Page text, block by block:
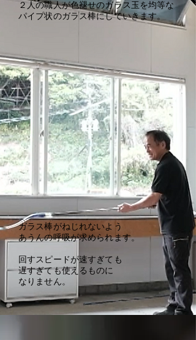
２人の職人が色褪せのガラス玉を均等な
パイプ状のガラス棒にしていきます。
ガラス棒がねじれないよう
あうんの呼吸が求められます。
回すスピードが速すぎても
遅すぎても使えるものに
​なりません。